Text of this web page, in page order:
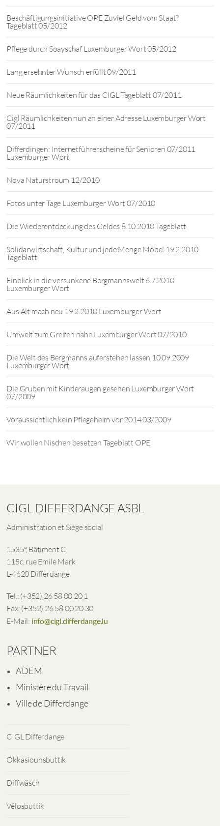
Beschäftigungsinitiative OPE Zuviel Geld vom Staat?
Tageblatt 05/2012
Pflege durch Soayschaf Luxemburger Wort 05/2012
Lang ersehnter Wunsch erfüllt 09/2011
Neue Räumlichkeiten für das CIGL Tageblatt 07/2011
Cigl Räumlichkeiten nun an einer Adresse Luxemburger Wort
07/2011
Differdingen: Internetführerscheine für Senioren 07/2011
Luxemburger Wort
Nova Naturstroum 12/2010
Fotos unter Tage Luxemburger Wort 07/2010
Die Wiederentdeckung des Geldes 8.10.2010 Tageblatt
Solidarwirtschaft, Kultur und jede Menge Möbel 19.2.2010
Tageblatt
Einblick in die versunkene Bergmannswelt 6.7.2010
Luxemburger Wort
Aus Alt mach neu 19.2.2010 Luxemburger Wort
Umwelt zum Greifen nahe Luxemburger Wort 07/2010
Die Welt des Bergmanns auferstehen lassen 10.09.2009
Luxemburger Wort
Die Gruben mit Kinderaugen gesehen Luxemburger Wort
07/2009
Voraussichtlich kein Pflegeheim vor 2014 03/2009
Wir wollen Nischen besetzen Tageblatt OPE
CIGL DIFFERDANGE ASBL
Administration et Siége social
1535°, Bâtiment C
115c, rue Emile Mark
L-4620 Differdange
Tel.: (+352) 26 58 00 20 1
Fax: (+352) 26 58 00 20 30
E-Mail: info@cigl.differdange.lu
PARTNER
ADEM
Ministère du Travail
Ville de Differdange
CIGL Differdange
Okkasiounsbuttik
Diffwäsch
Vëlosbuttik